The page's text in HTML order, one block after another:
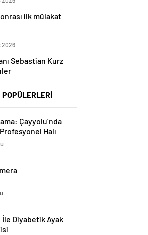
ilk mülakat
2026
Sebastian Kurz
POPÜLERLERİ
Çayyolu’nda
Halı
Diyabetik Ayak